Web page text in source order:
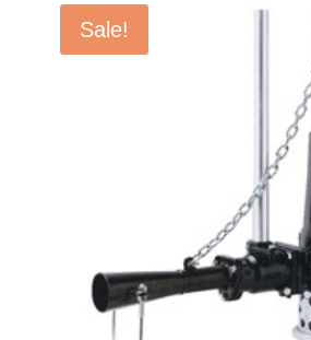
฿110,000.00. ฿88,000.00.
Sale!